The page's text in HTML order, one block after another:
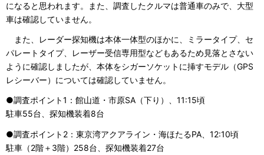
になると思われます。また、調査したクルマは普通車のみで、大型
車は確認していません。
また、レーダー探知機は本体一体型のほかに、ミラータイプ、セ
パレートタイプ、レーザー受信専用型などもあるため見落とさない
ように確認しましたが、本体をシガーソケットに挿すモデル（GPS
レシーバー）については確認していません。
●調査ポイント1：館山道・市原SA（下り）、11:15頃
駐車55台、探知機装着8台
●調査ポイント2：東京湾アクアライン・海ほたるPA、12:10頃
駐車（2階＋3階）258台、探知機装着27台